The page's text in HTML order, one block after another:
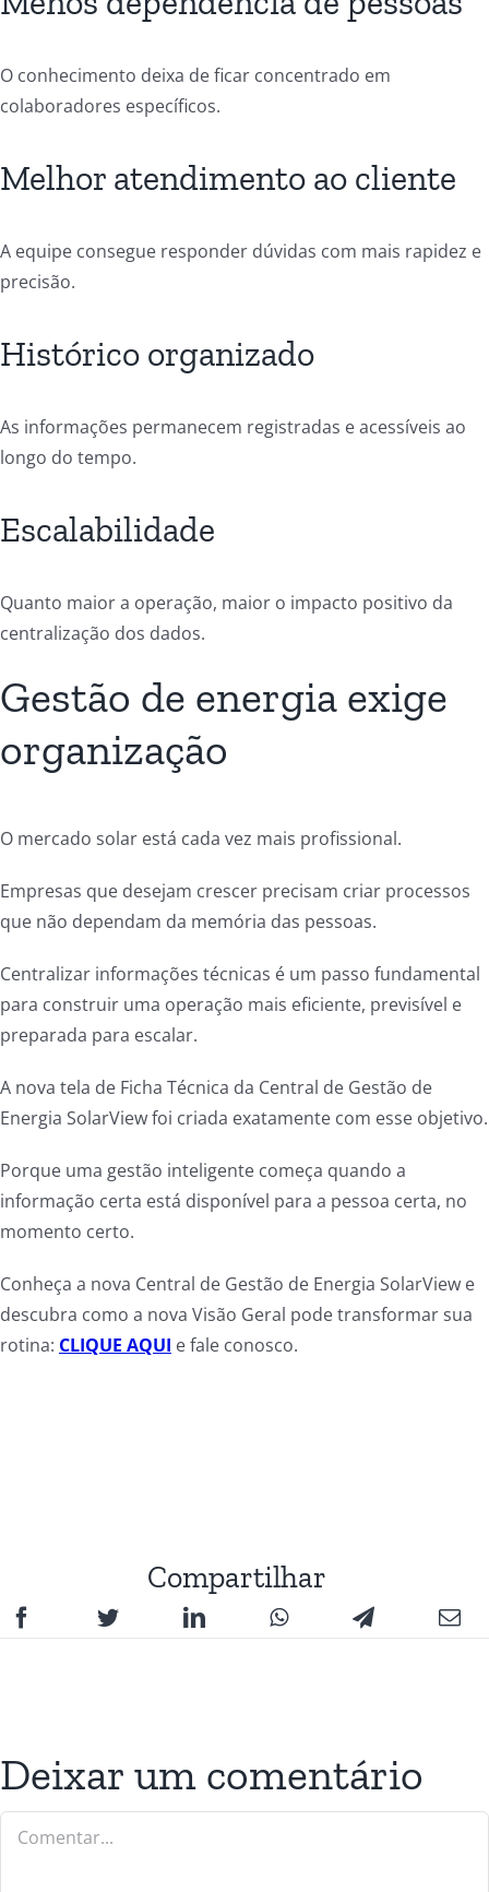
O conhecimento deixa de ficar concentrado em
colaboradores específicos.
Melhor atendimento ao cliente
A equipe consegue responder dúvidas com mais rapidez e
precisão.
Histórico organizado
As informações permanecem registradas e acessíveis ao
longo do tempo.
Escalabilidade
Quanto maior a operação, maior o impacto positivo da
centralização dos dados.
Gestão de energia exige
organização
O mercado solar está cada vez mais profissional.
Empresas que desejam crescer precisam criar processos
que não dependam da memória das pessoas.
Centralizar informações técnicas é um passo fundamental
para construir uma operação mais eficiente, previsível e
preparada para escalar.
A nova tela de Ficha Técnica da Central de Gestão de
Energia SolarView foi criada exatamente com esse objetivo.
Porque uma gestão inteligente começa quando a
informação certa está disponível para a pessoa certa, no
momento certo.
Conheça a nova Central de Gestão de Energia SolarView e
descubra como a nova Visão Geral pode transformar sua
rotina: CLIQUE AQUI e fale conosco.
Compartilhar
Deixar um comentário